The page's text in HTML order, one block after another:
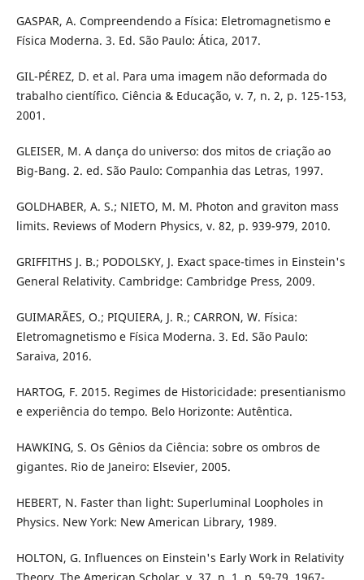
GASPAR, A. Compreendendo a Física: Eletromagnetismo e
Física Moderna. 3. Ed. São Paulo: Ática, 2017.
GIL-PÉREZ, D. et al. Para uma imagem não deformada do
trabalho científico. Ciência & Educação, v. 7, n. 2, p. 125-153,
2001.
GLEISER, M. A dança do universo: dos mitos de criação ao
Big-Bang. 2. ed. São Paulo: Companhia das Letras, 1997.
GOLDHABER, A. S.; NIETO, M. M. Photon and graviton mass
limits. Reviews of Modern Physics, v. 82, p. 939-979, 2010.
GRIFFITHS J. B.; PODOLSKY, J. Exact space-times in Einstein's
General Relativity. Cambridge: Cambridge Press, 2009.
GUIMARÃES, O.; PIQUIERA, J. R.; CARRON, W. Física:
Eletromagnetismo e Física Moderna. 3. Ed. São Paulo:
Saraiva, 2016.
HARTOG, F. 2015. Regimes de Historicidade: presentianismo
e experiência do tempo. Belo Horizonte: Autêntica.
HAWKING, S. Os Gênios da Ciência: sobre os ombros de
gigantes. Rio de Janeiro: Elsevier, 2005.
HEBERT, N. Faster than light: Superluminal Loopholes in
Physics. New York: New American Library, 1989.
HOLTON, G. Influences on Einstein's Early Work in Relativity